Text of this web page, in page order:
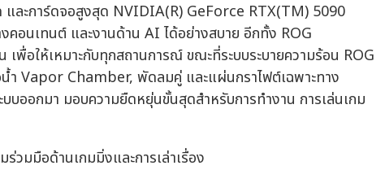
และการ์ดจอสูงสุด NVIDIA(R) GeForce RTX(TM) 5090
คอนเทนต์ และงานด้าน AI ได้อย่างสบาย อีกทั้ง ROG
พื่อให้เหมาะกับทุกสถานการณ์ ขณะที่ระบบระบายความร้อน ROG
Vapor Chamber, พัดลมคู่ และแผ่นกราไฟต์เฉพาะทาง
บออกมา มอบความยืดหยุ่นขั้นสุดสำหรับการทำงาน การเล่นเกม
มมือด้านเกมมิ่งและการเล่าเรื่อง